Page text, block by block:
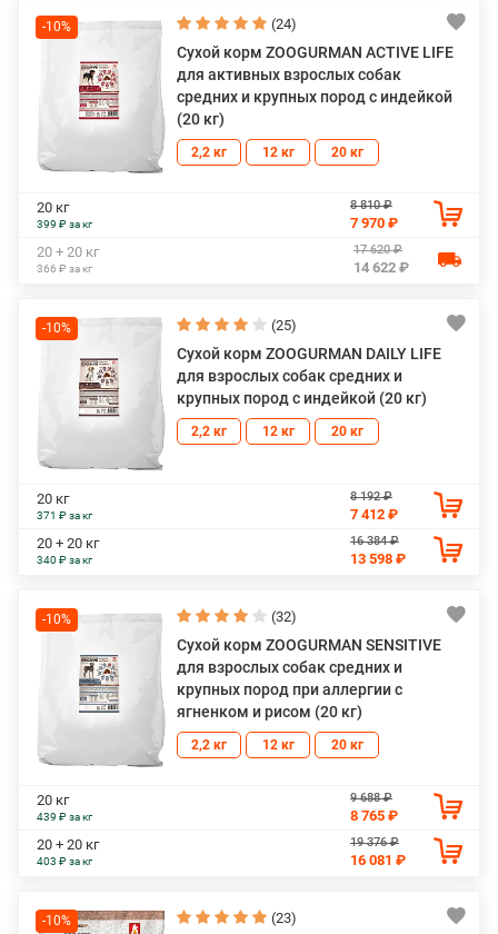
-10% (24)
Сухой корм ZOOGURMAN ACTIVE LIFE
для активных взрослых собак
средних и крупных пород с индейкой
(20 кг)
2,2 кг 12 кг 20 кг
20 кг
399 ₽ за кг
8 810 ₽
7 970 ₽
20 + 20 кг
366 ₽ за кг
17 620 ₽
14 622 ₽
-10% (25)
Сухой корм ZOOGURMAN DAILY LIFE
для взрослых собак средних и
крупных пород с индейкой (20 кг)
2,2 кг 12 кг 20 кг
20 кг
371 ₽ за кг
8 192 ₽
7 412 ₽
20 + 20 кг
340 ₽ за кг
16 384 ₽
13 598 ₽
-10% (32)
Сухой корм ZOOGURMAN SENSITIVE
для взрослых собак средних и
крупных пород при аллергии с
ягненком и рисом (20 кг)
2,2 кг 12 кг 20 кг
20 кг
439 ₽ за кг
9 688 ₽
8 765 ₽
20 + 20 кг
403 ₽ за кг
19 376 ₽
16 081 ₽
-10% (23)